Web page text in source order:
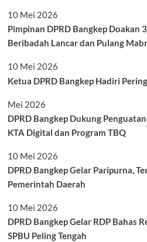
10 Mei 2026
Pimpinan DPRD Bangkep Doakan
Beribadah Lancar dan Pulang
10 Mei 2026
Ketua DPRD Bangkep Hadiri
Mei 2026
DPRD Bangkep Dukung
KTA Digital dan Program TBQ
10 Mei 2026
DPRD Bangkep Gelar Paripurna,
Pemerintah Daerah
10 Mei 2026
DPRD Bangkep Gelar RDP Bahas
SPBU Peling Tengah